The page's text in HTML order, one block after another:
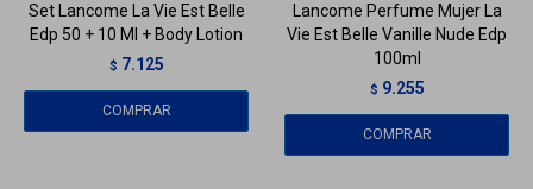
Set Lancome La Vie Est Belle
Edp 50 + 10 Ml + Body Lotion
$ 7.125
Lancome Perfume Mujer La
Vie Est Belle Vanille Nude Edp
100ml
$ 9.255